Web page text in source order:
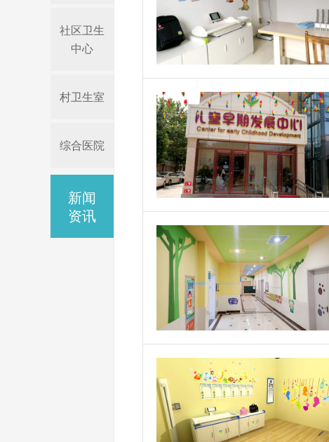
社区卫生
中心
村卫生室
综合医院
新闻
资讯